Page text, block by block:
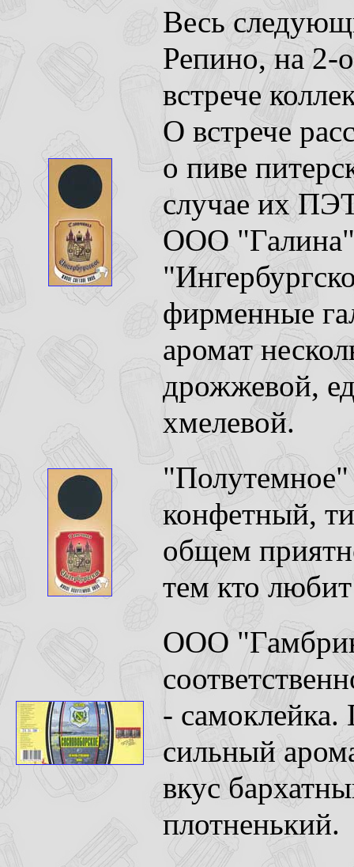
Весь
Репино, на 2-
встрече
О встрече
о пиве
случае их
ООО
фирменные
аромат
дрожжевой,
хмелевой.
"Полутемное"
конфетный,
общем
тем кто
ООО
- самоклейка.
сильный
вкус
плотненький.